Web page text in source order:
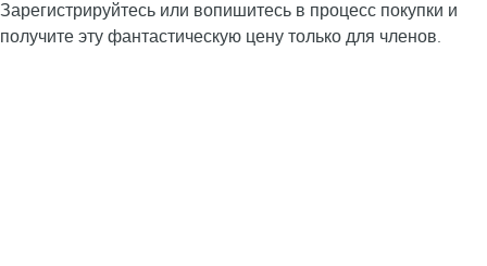
Зарегистрируйтесь или вопишитесь в процесс покупки и
получите эту фантастическую цену только для членов.